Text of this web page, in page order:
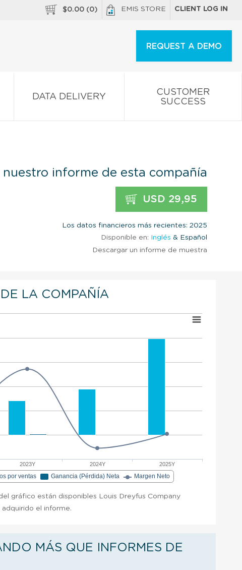
$0.00 (0) EMIS STORE CLIENT LOG IN
REQUEST A DEMO
DATA DELIVERY
CUSTOMER
SUCCESS
nuestro informe de esta compañía
USD 29,95
Los datos financieros más recientes: 2025
Disponible en: Inglés & Español
Descargar un informe de muestra
LA COMPAÑÍA
2023Y 2024Y 2025Y
por ventas Ganancia (Pérdida) Neta Margen Neto
gráfico están disponibles Louis Dreyfus Company
adquirido el informe.
MÁS QUE INFORMES DE